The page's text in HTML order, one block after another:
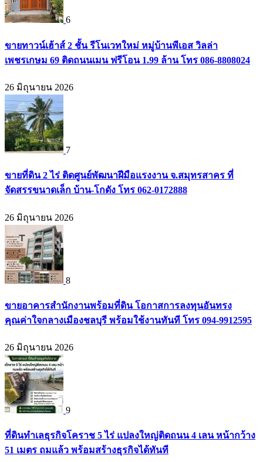
6
ขายทาวน์เฮ้าส์ 2 ชั้น รีโนเวทใหม่ หมู่บ้านพีเอส วิลล่า
เพชรเกษม 69 ติดถนนเมน ฟรีโอน 1.99 ล้าน โทร 086-8808024
26 มิถุนายน 2026
7
ขายที่ดิน 2 ไร่ ติดศูนย์พัฒนาฝีมือแรงงาน จ.สมุทรสาคร ที่
จัดสรรขนาดเล็ก บ้าน-โกดัง โทร 062-0172888
26 มิถุนายน 2026
8
ขายอาคารสำนักงานพร้อมที่ดิน โอกาสการลงทุนอันทรง
คุณค่าใจกลางเมืองชลบุรี พร้อมใช้งานทันที โทร 094-9912595
26 มิถุนายน 2026
9
ที่ดินทำเลธุรกิจโคราช 5 ไร่ แปลงใหญ่ติดถนน 4 เลน หน้ากว้าง
51 เมตร ถมแล้ว พร้อมสร้างธุรกิจได้ทันที